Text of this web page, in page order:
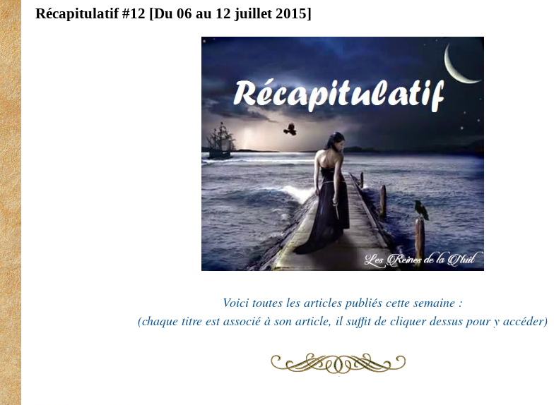
Récapitulatif #12 [Du 06 au 12 juillet 2015]
Voici toutes les articles publiés cette semaine :
(chaque titre est associé à son article, il suffit de cliquer dessus pour y accéder)